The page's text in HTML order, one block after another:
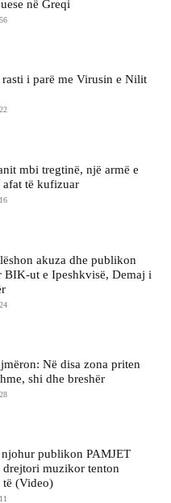
në Greqi
i parë me Virusin e Nilit
mbi tregtinë, një armë e
afat të kufizuar
akuza dhe publikon
BIK-ut e Ipeshkvisë, Demaj i
Në disa zona priten
shi dhe breshër
njohur publikon PAMJET
drejtori muzikor tenton
të (Video)